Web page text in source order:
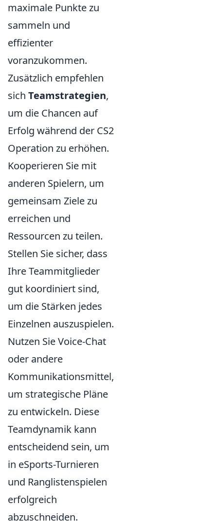
maximale Punkte zu
sammeln und
effizienter
voranzukommen.
Zusätzlich empfehlen
sich Teamstrategien,
um die Chancen auf
Erfolg während der CS2
Operation zu erhöhen.
Kooperieren Sie mit
anderen Spielern, um
gemeinsam Ziele zu
erreichen und
Ressourcen zu teilen.
Stellen Sie sicher, dass
Ihre Teammitglieder
gut koordiniert sind,
um die Stärken jedes
Einzelnen auszuspielen.
Nutzen Sie Voice-Chat
oder andere
Kommunikationsmittel,
um strategische Pläne
zu entwickeln. Diese
Teamdynamik kann
entscheidend sein, um
in eSports-Turnieren
und Ranglistenspielen
erfolgreich
abzuschneiden.